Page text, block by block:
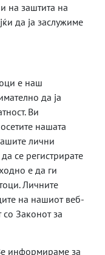
на заштита на
да ја заслужиме
е наш
да ја
Ви
нашата
лични
се регистрирате
е да ги
Личните
на нашиот веб-
со Законот за
информираме за